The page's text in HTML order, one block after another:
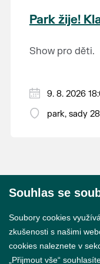
krajina na
světového
Park žije!
Show pro děti.
9. 8. 2026
park, sady
Souhlas se
Soubory cookies
zkušenosti s našimi
cookies naleznete v
„Přijmout vše“